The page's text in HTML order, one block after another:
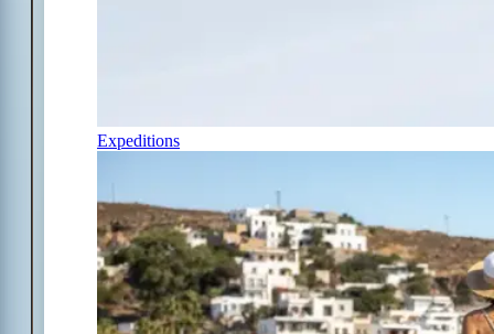
Expeditions